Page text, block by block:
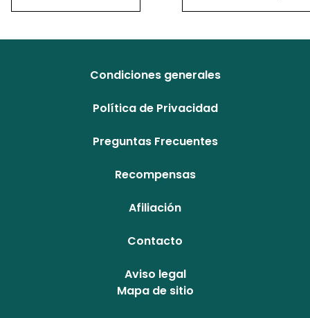
Condiciones generales
Política de Privacidad
Preguntas Frecuentes
Recompensas
Afiliación
Contacto
Aviso legal
Mapa de sitio